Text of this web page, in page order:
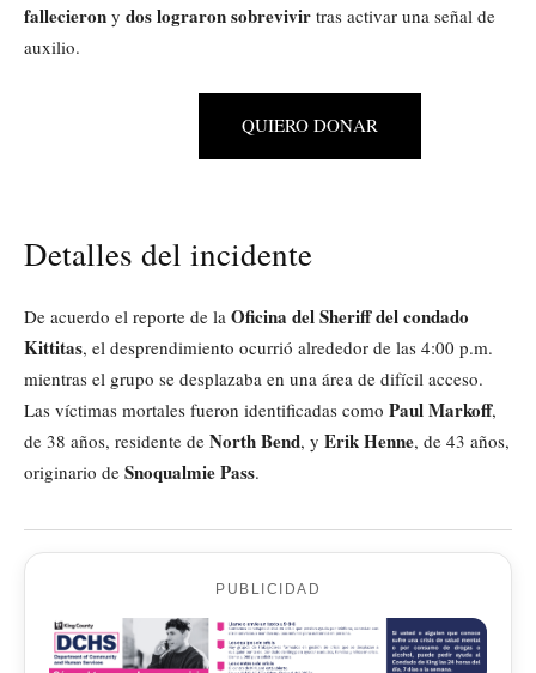
fallecieron y dos lograron sobrevivir tras activar una señal de
auxilio.
QUIERO DONAR
Detalles del incidente
De acuerdo el reporte de la Oficina del Sheriff del condado
Kittitas, el desprendimiento ocurrió alrededor de las 4:00 p.m.
mientras el grupo se desplazaba en una área de difícil acceso.
Las víctimas mortales fueron identificadas como Paul Markoff,
de 38 años, residente de North Bend, y Erik Henne, de 43 años,
originario de Snoqualmie Pass.
PUBLICIDAD